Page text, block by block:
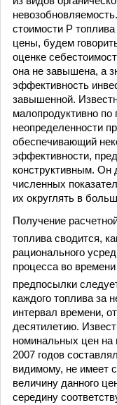
стоимости Р
цены, будем
оценке
она не завышена, а
эффективность
завышенной.
малопродуктивно по
неопределенности
обеспечивающий
эффективности,
конструктивным. Он
численных
их округлять в
Получение
топлива сводится,
рационального
процесса во
предпосылки
каждого топлива за
интервал времени,
десятилетию.
номинальных цен на
2007 годов
видимому, не имеет
величину данного
середину